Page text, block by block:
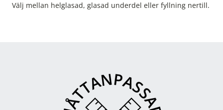
Välj mellan helglasad, glasad underdel eller fyllning nertill.